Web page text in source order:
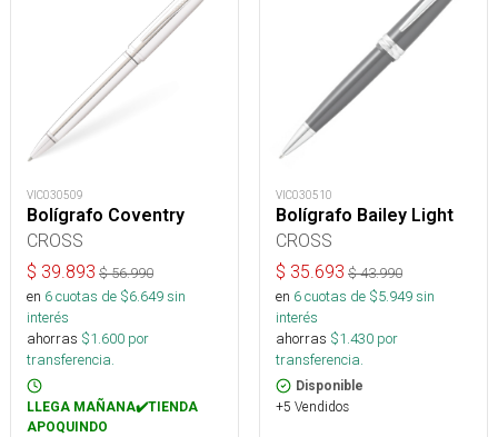
VIC030509
Bolígrafo Coventry
CROSS
$ 39.893 $56.990
en 6cuotas de $6.649sin
interés
ahorras $1.600 por
transferencia.
LLEGA MAÑANA✔️TIENDA
APOQUINDO
VIC030510
Bolígrafo Bailey Light
CROSS
$ 35.693 $43.990
en 6cuotas de $5.949sin
interés
ahorras $1.430 por
transferencia.
Disponible
+5 Vendidos